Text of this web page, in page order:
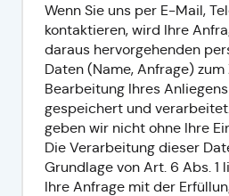
Wenn Sie uns per E-Mail,
kontaktieren, wird Ihre
daraus hervorgehenden
Daten (Name, Anfrage)
Bearbeitung Ihres
gespeichert und
geben wir nicht ohne Ihre
Die Verarbeitung dieser
Grundlage von Art. 6 Abs. 1
Ihre Anfrage mit der